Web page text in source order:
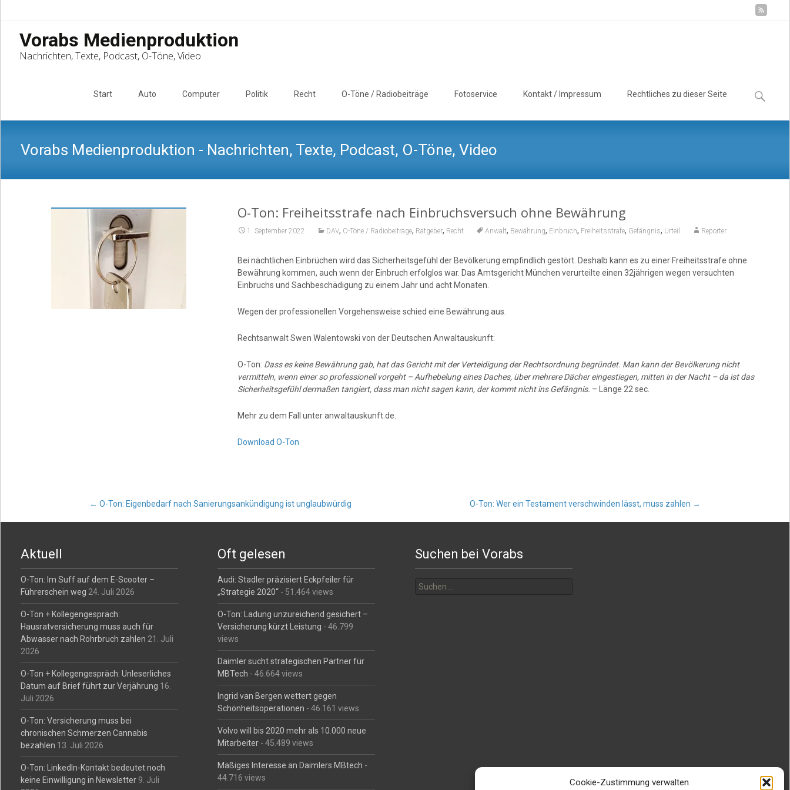
Cookie-Zustimmung verwalten
Vorabs Medienproduktion
Nachrichten, Texte, Podcast, O-Töne, Video
Start Auto Computer Politik Recht O-Töne / Radiobeiträge Fotoservice Kontakt / Impressum Rechtliches zu dieser Seite
Suchen
nach:
Vorabs Medienproduktion - Nachrichten, Texte, Podcast, O-Töne, Video
O-Ton: Freiheitsstrafe nach Einbruchsversuch ohne Bewährung
1. September 2022 DAV, O-Töne / Radiobeiträge, Ratgeber, Recht Anwalt, Bewährung, Einbruch, Freiheitsstrafe, Gefängnis, Urteil Reporter
Bei nächtlichen Einbrüchen wird das Sicherheitsgefühl der Bevölkerung empfindlich gestört. Deshalb kann es zu einer Freiheitsstrafe ohne
Bewährung kommen, auch wenn der Einbruch erfolglos war. Das Amtsgericht München verurteilte einen 32jährigen wegen versuchten
Einbruchs und Sachbeschädigung zu einem Jahr und acht Monaten.
Wegen der professionellen Vorgehensweise schied eine Bewährung aus.
Rechtsanwalt Swen Walentowski von der Deutschen Anwaltauskunft:
O-Ton: Dass es keine Bewährung gab, hat das Gericht mit der Verteidigung der Rechtsordnung begründet. Man kann der Bevölkerung nicht
vermitteln, wenn einer so professionell vorgeht – Aufhebelung eines Daches, über mehrere Dächer eingestiegen, mitten in der Nacht – da ist das
Sicherheitsgefühl dermaßen tangiert, dass man nicht sagen kann, der kommt nicht ins Gefängnis. – Länge 22 sec.
Mehr zu dem Fall unter anwaltauskunft.de.
Download O-Ton
Post
navigation
← O-Ton: Eigenbedarf nach Sanierungsankündigung ist unglaubwürdig O-Ton: Wer ein Testament verschwinden lässt, muss zahlen →
Aktuell
O-Ton: Im Suff auf dem E-Scooter –
Führerschein weg 24. Juli 2026
O-Ton + Kollegengespräch:
Hausratversicherung muss auch für
Abwasser nach Rohrbruch zahlen 21. Juli
2026
O-Ton + Kollegengespräch: Unleserliches
Datum auf Brief führt zur Verjährung 16.
Juli 2026
O-Ton: Versicherung muss bei
chronischen Schmerzen Cannabis
bezahlen 13. Juli 2026
O-Ton: LinkedIn-Kontakt bedeutet noch
keine Einwilligung in Newsletter 9. Juli
Oft gelesen
Audi: Stadler präzisiert Eckpfeiler für
„Strategie 2020“ - 51.464 views
O-Ton: Ladung unzureichend gesichert –
Versicherung kürzt Leistung - 46.799
views
Daimler sucht strategischen Partner für
MBTech - 46.664 views
Ingrid van Bergen wettert gegen
Schönheitsoperationen - 46.161 views
Volvo will bis 2020 mehr als 10.000 neue
Mitarbeiter - 45.489 views
Mäßiges Interesse an Daimlers MBtech -
44.716 views
Suchen bei Vorabs
nach: